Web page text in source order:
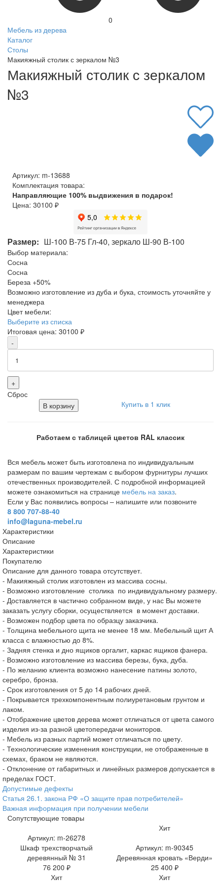
0
Мебель из дерева
Каталог
Столы
Макияжный столик с зеркалом №3
Макияжный столик с зеркалом
№3
Артикул: m-13688
Комплектация товара:
Направляющие 100% выдвижения в подарок!
Цена: 30100 ₽
Размер: Ш-100 В-75 Гл-40, зеркало Ш-90 В-100
Выбор материала:
Сосна
Сосна
Береза +50%
Возможно изготовление из дуба и бука, стоимость уточняйте у
менеджера
Цвет мебели:
Выберите из списка
Итоговая цена: 30100 ₽
-
+
Сброс
В корзину
Купить в 1 клик
Работаем с таблицей цветов RAL классик
Вся мебель может быть изготовлена по индивидуальным
размерам по вашим чертежам с выбором фурнитуры лучших
отечественных производителей. С подробной информацией
можете ознакомиться на странице мебель на заказ.
Если у Вас появились вопросы – напишите или позвоните
8 800 707-88-40
info@laguna-mebel.ru
Характеристики
Описание
Характеристики
Покупателю
Описание для данного товара отсутствует.
- Макияжный столик изготовлен из массива сосны.
- Возможно изготовление столика по индивидуальному размеру.
- Доставляется в частично собранном виде, у нас Вы можете
заказать услугу сборки, осуществляется в момент доставки.
- Возможен подбор цвета по образцу заказчика.
- Толщина мебельного щита не менее 18 мм. Мебельный щит А
класса с влажностью до 8%.
- Задняя стенка и дно ящиков оргалит, каркас ящиков фанера.
- Возможно изготовление из массива березы, бука, дуба.
- По желанию клиента возможно нанесение патины золото,
серебро, бронза.
- Срок изготовления от 5 до 14 рабочих дней.
- Покрывается трехкомпонентным полиуретановым грунтом и
лаком.
- Отображение цветов дерева может отличаться от цвета самого
изделия из-за разной цветопередачи мониторов.
- Мебель из разных партий может отличаться по цвету.
- Технологические изменения конструкции, не отображенные в
схемах, браком не являются.
- Отклонение от габаритных и линейных размеров допускается в
пределах ГОСТ.
Допустимые дефекты
Статья 26.1. закона РФ «О защите прав потребителей»
Важная информация при получении мебели
Сопутствующие товары
Артикул: m-26278
Шкаф трехстворчатый
деревянный № 31
76 200 ₽
Хит
Артикул: m-90345
Деревянная кровать «Верди»
25 400 ₽
Хит
Хит